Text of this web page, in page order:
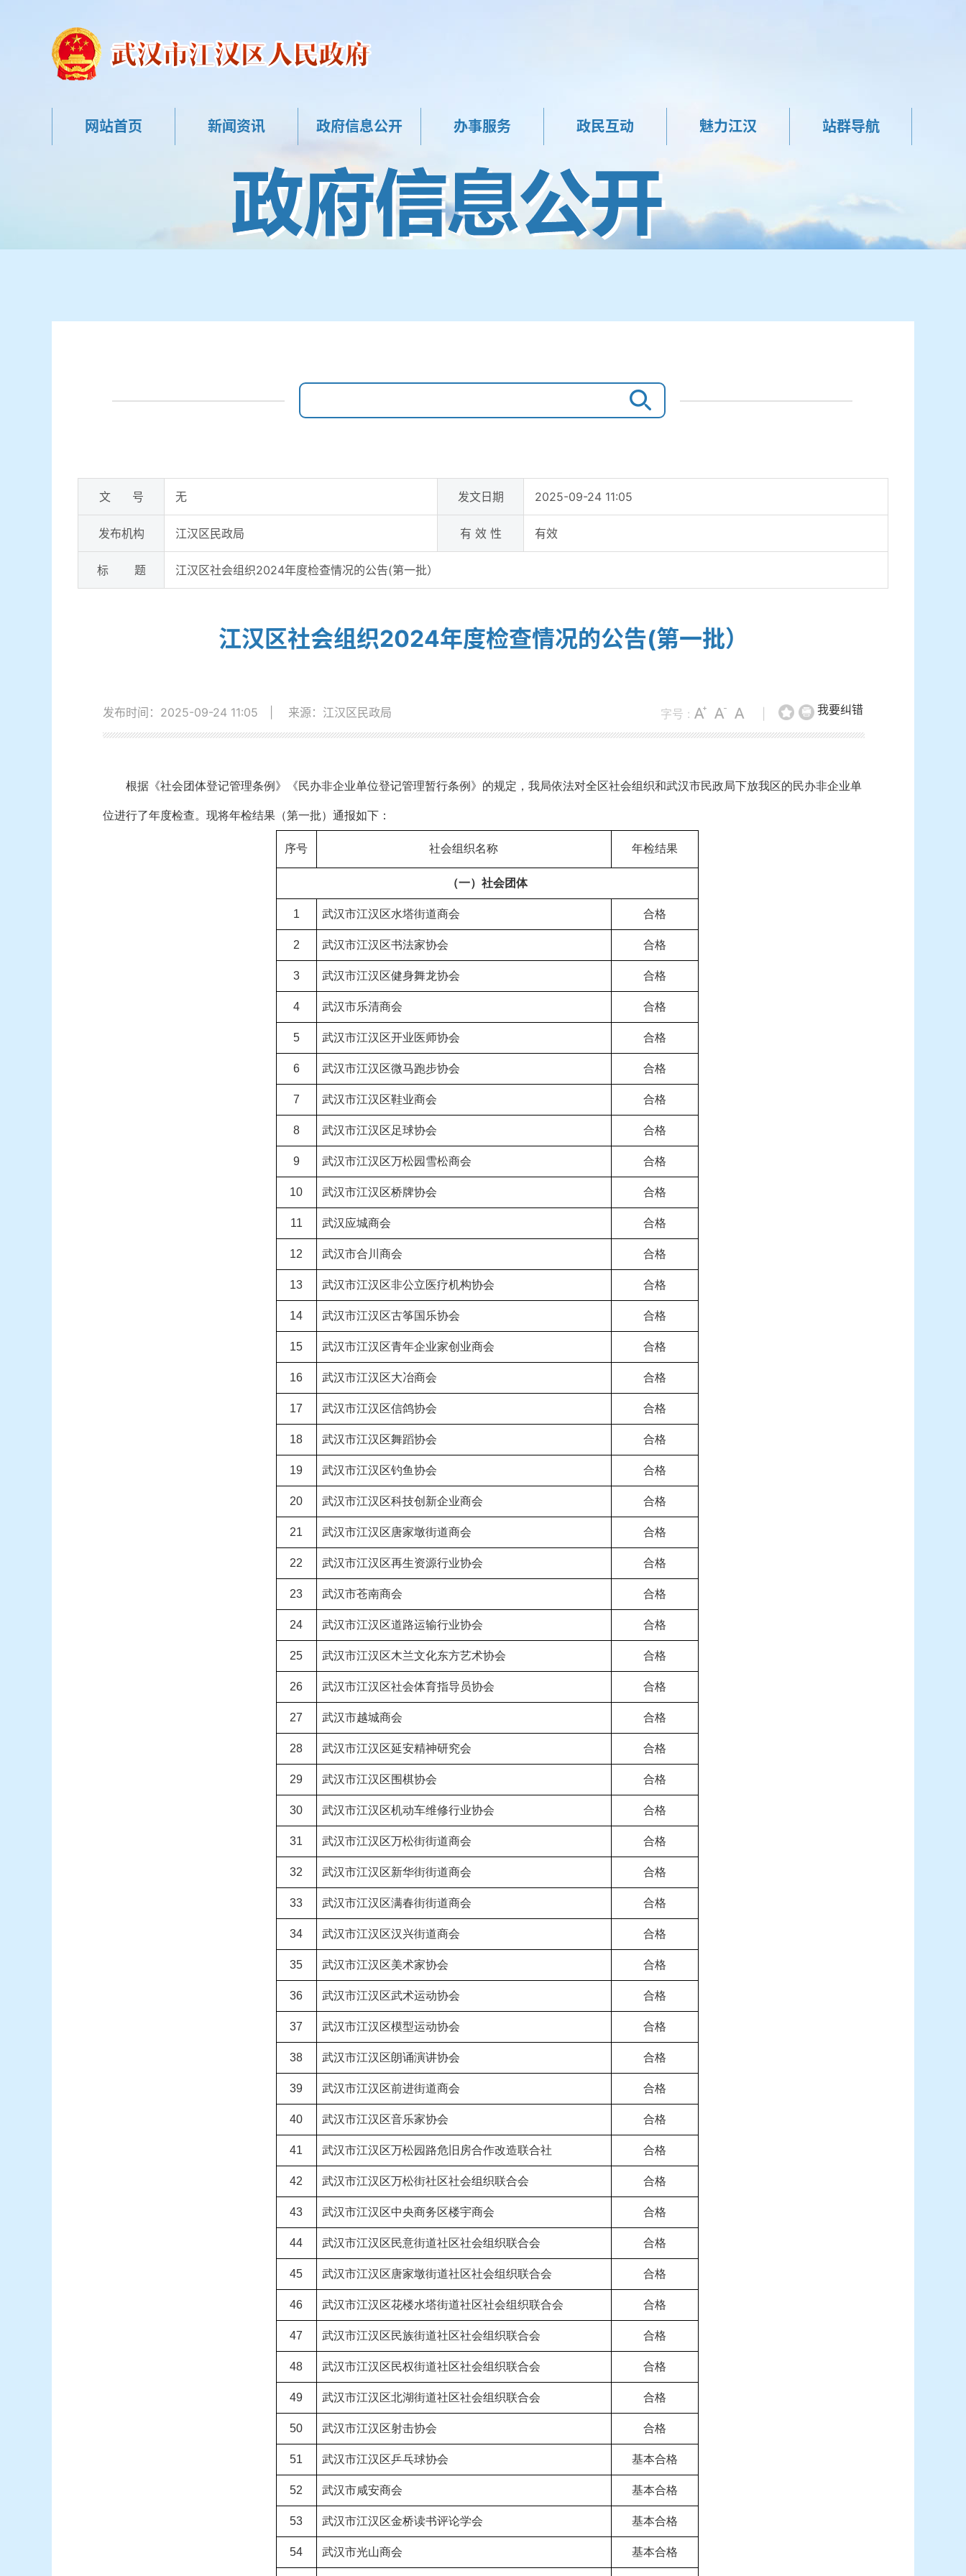
网站首页 新闻资讯 政府信息公开 办事服务 政民互动 魅力江汉 站群导航
文 号 无 发文日期 2025-09-24 11:05
发布机构 江汉区民政局 有 效 性 有效
标 题 江汉区社会组织2024年度检查情况的公告(第一批）
江汉区社会组织2024年度检查情况的公告(第一批）
我要纠错
字号 :
发布时间：2025-09-24 11:05 来源：江汉区民政局
根据《社会团体登记管理条例》《民办非企业单位登记管理暂行条例》的规定，我局依法对全区社会组织和武汉市民政局下放我区的民办非企业单
位进行了年度检查。现将年检结果（第一批）通报如下 ：
序号 社会组织名称 年检结果
（一）社会团体
1 武汉市江汉区水塔街道商会 合格
2 武汉市江汉区书法家协会 合格
3 武汉市江汉区健身舞龙协会 合格
4 武汉市乐清商会 合格
5 武汉市江汉区开业医师协会 合格
6 武汉市江汉区微马跑步协会 合格
7 武汉市江汉区鞋业商会 合格
8 武汉市江汉区足球协会 合格
9 武汉市江汉区万松园雪松商会 合格
10 武汉市江汉区桥牌协会 合格
11 武汉应城商会 合格
12 武汉市合川商会 合格
13 武汉市江汉区非公立医疗机构协会 合格
14 武汉市江汉区古筝国乐协会 合格
15 武汉市江汉区青年企业家创业商会 合格
16 武汉市江汉区大冶商会 合格
17 武汉市江汉区信鸽协会 合格
18 武汉市江汉区舞蹈协会 合格
19 武汉市江汉区钓鱼协会 合格
20 武汉市江汉区科技创新企业商会 合格
21 武汉市江汉区唐家墩街道商会 合格
22 武汉市江汉区再生资源行业协会 合格
23 武汉市苍南商会 合格
24 武汉市江汉区道路运输行业协会 合格
25 武汉市江汉区木兰文化东方艺术协会 合格
26 武汉市江汉区社会体育指导员协会 合格
27 武汉市越城商会 合格
28 武汉市江汉区延安精神研究会 合格
29 武汉市江汉区围棋协会 合格
30 武汉市江汉区机动车维修行业协会 合格
31 武汉市江汉区万松街街道商会 合格
32 武汉市江汉区新华街街道商会 合格
33 武汉市江汉区满春街街道商会 合格
34 武汉市江汉区汉兴街道商会 合格
35 武汉市江汉区美术家协会 合格
36 武汉市江汉区武术运动协会 合格
37 武汉市江汉区模型运动协会 合格
38 武汉市江汉区朗诵演讲协会 合格
39 武汉市江汉区前进街道商会 合格
40 武汉市江汉区音乐家协会 合格
41 武汉市江汉区万松园路危旧房合作改造联合社 合格
42 武汉市江汉区万松街社区社会组织联合会 合格
43 武汉市江汉区中央商务区楼宇商会 合格
44 武汉市江汉区民意街道社区社会组织联合会 合格
45 武汉市江汉区唐家墩街道社区社会组织联合会 合格
46 武汉市江汉区花楼水塔街道社区社会组织联合会 合格
47 武汉市江汉区民族街道社区社会组织联合会 合格
48 武汉市江汉区民权街道社区社会组织联合会 合格
49 武汉市江汉区北湖街道社区社会组织联合会 合格
50 武汉市江汉区射击协会 合格
51 武汉市江汉区乒乓球协会 基本合格
52 武汉市咸安商会 基本合格
53 武汉市江汉区金桥读书评论学会 基本合格
54 武汉市光山商会 基本合格